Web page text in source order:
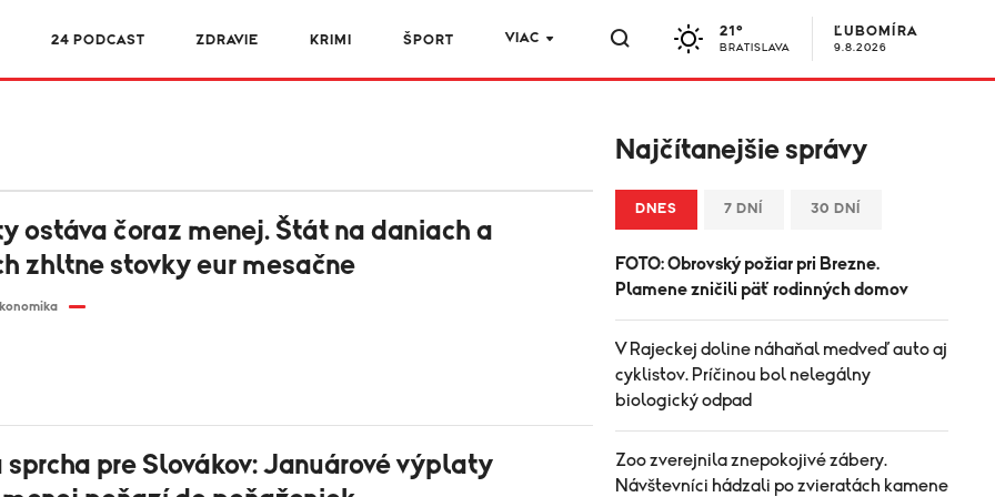
24 PODCAST ZDRAVIE KRIMI ŠPORT VIAC 21°
BRATISLAVA
ĽUBOMÍRA
9.8.2026
ostáva čoraz menej. Štát na daniach a
zhltne stovky eur mesačne
sprcha pre Slovákov: Januárové výplaty
Najčítanejšie správy
DNES 7 DNÍ 30 DNÍ
FOTO: Obrovský požiar pri Brezne.
Plamene zničili päť rodinných domov
V Rajeckej doline náhaňal medveď auto aj
cyklistov. Príčinou bol nelegálny
biologický odpad
Zoo zverejnila znepokojivé zábery.
Návštevníci hádzali po zvieratách kamene